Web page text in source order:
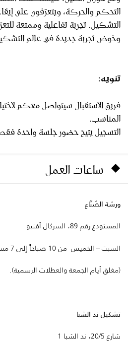
التحكم والحركة، ويتعرّفون على
التشكيل. تجربة تفاعلية وممتعة
وخوض تجربة جديدة في عالم
تنويه:
فريق الاستقبال سيتواصل معكم
المناسب.
التسجيل يتيح حضور جلسة واحدة
ساعات العمل
ورشة الصُنّاع
المستودع رقم 89، السركال أفنيو
السبت – الخميس من 10 صباحاً إلى 7 مساءً
(مغلق أيام الجمعة والعطلات الرسمية).
تشكيل ند الشبا
شارع 20/5، ند الشبا 1